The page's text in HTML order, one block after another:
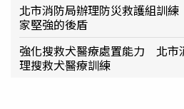
北市消防局辦理防災救護組訓
家堅強的後盾
強化搜救犬醫療處置能力 北市
理搜救犬醫療訓練